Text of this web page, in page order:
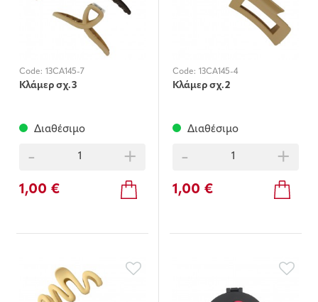
Code: 13CA145-7
Κλάμερ σχ.3
Διαθέσιμο
- +
1,00 €
Code: 13CA145-4
Κλάμερ σχ.2
Διαθέσιμο
- +
1,00 €